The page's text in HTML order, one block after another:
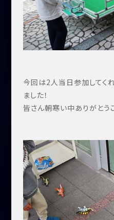
今回は2人当日参加してく
ました！
皆さん朝寒い中ありがとう